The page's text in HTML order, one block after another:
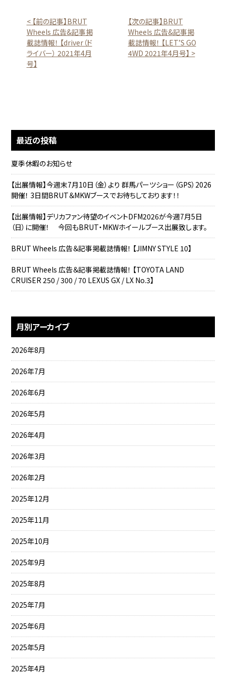
< 【前の記事】BRUT
Wheels 広告&記事掲
載誌情報！ 【driver（ド
ライバー） 2021年4月
号】
【次の記事】BRUT
Wheels 広告&記事掲
載誌情報！ 【LET’S GO
4WD 2021年4月号】 >
最近の投稿
夏季休暇のお知らせ
【出展情報】今週末7月10日（金）より 群馬パーツショー（GPS）2026
開催！ 3日間BRUT＆MKWブースでお待ちしております！！
【出展情報】デリカファン待望のイベントDFM2026が今週7月5日
（日）に開催！ 今回もBRUT・MKWホイールブース出展致します。
BRUT Wheels 広告＆記事掲載誌情報！ 【JIMNY STYLE 10】
BRUT Wheels 広告＆記事掲載誌情報！ 【TOYOTA LAND
CRUISER 250 / 300 / 70 LEXUS GX / LX No.3】
月別アーカイブ
2026年8月
2026年7月
2026年6月
2026年5月
2026年4月
2026年3月
2026年2月
2025年12月
2025年11月
2025年10月
2025年9月
2025年8月
2025年7月
2025年6月
2025年5月
2025年4月